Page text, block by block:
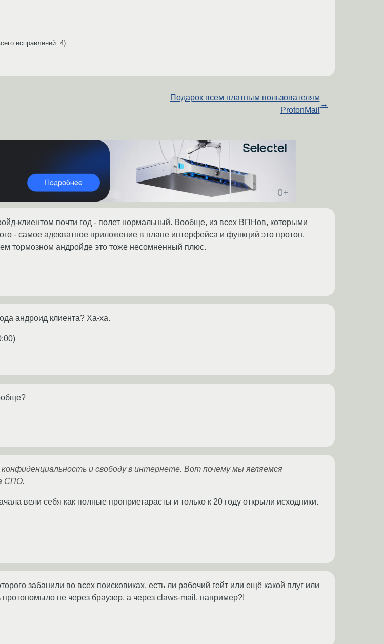
исправлений: 4)
Подарок всем платным пользователям
ProtonMail
→
клиентом почти год - полет нормальный. Вообще, из всех ВПНов, которыми
- самое адекватное приложение в плане интерфейса и функций это протон,
тормозном андройде это тоже несомненный плюс.
андроид клиента? Ха-ха.
)
и свободу в интернете. Вот почему мы являемся
СПО.
вели себя как полные проприетарасты и только к 20 году открыли исходники.
забанили во всех поисковиках, есть ли рабочий гейт или ещё какой плуг или
не через браузер, а через claws-mail, например?!